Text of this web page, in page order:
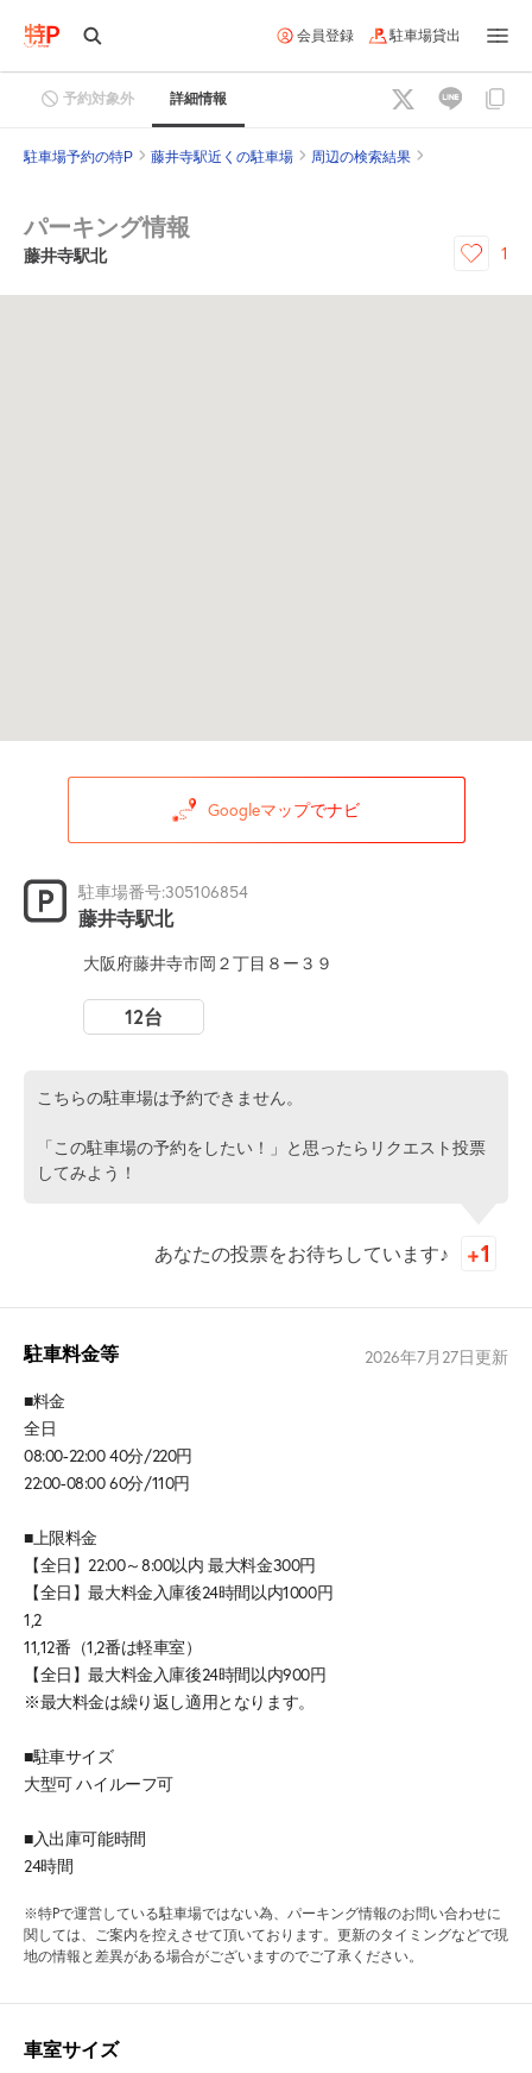
会員登録 駐車場貸出
予約対象外 詳細情報
駐車場予約の特P 藤井寺駅近くの駐車場 周辺の検索結果
パーキング情報
藤井寺駅北 1
Googleマップでナビ
駐車場番号:305106854
藤井寺駅北
大阪府藤井寺市岡２丁目８ー３９
12台
こちらの駐車場は予約できません。
「この駐車場の予約をしたい！」と思ったらリクエスト投票
してみよう！
あなたの投票をお待ちしています♪
駐車料金等 2026年7月27日更新
■料金
全日
08:00-22:00 40分/220円
22:00-08:00 60分/110円
■上限料金
【全日】22:00～8:00以内 最大料金300円
【全日】最大料金入庫後24時間以内1000円
1,2
11,12番（1,2番は軽車室）
【全日】最大料金入庫後24時間以内900円
※最大料金は繰り返し適用となります。
■駐車サイズ
大型可 ハイルーフ可
■入出庫可能時間
24時間
※特Pで運営している駐車場ではない為、パーキング情報のお問い合わせに
関しては、ご案内を控えさせて頂いております。更新のタイミングなどで現
地の情報と差異がある場合がございますのでご了承ください。
車室サイズ